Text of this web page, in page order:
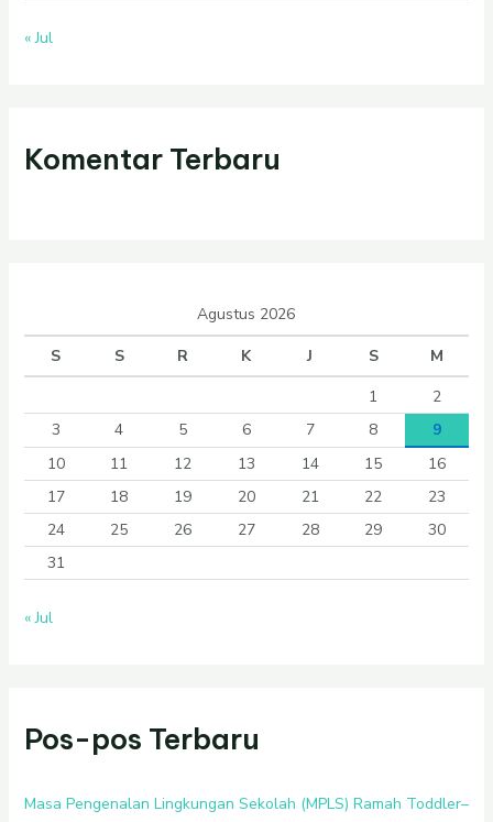
« Jul
Komentar Terbaru
Agustus 2026
S
S R K J S
M
1
2
3
4 5 6 7 8
9
10
11 12 13 14 15
16
17
18 19 20 21 22
23
24
25 26 27 28 29
30
31
« Jul
Pos-pos Terbaru
Masa Pengenalan Lingkungan Sekolah (MPLS) Ramah Toddler–